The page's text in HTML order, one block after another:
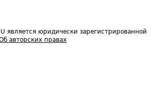
является юридически зарегистрированной
авторских правах